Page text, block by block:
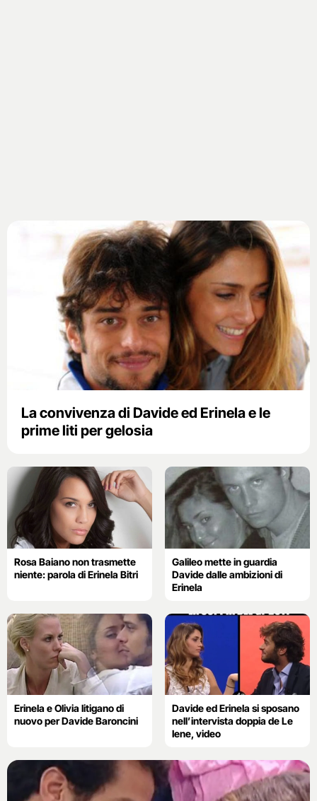
La convivenza di Davide ed Erinela e le
prime liti per gelosia
Rosa Baiano non trasmette
niente: parola di Erinela Bitri
Galileo mette in guardia
Davide dalle ambizioni di
Erinela
Erinela e Olivia litigano di
nuovo per Davide Baroncini
Davide ed Erinela si sposano
nell’intervista doppia de Le
Iene, video